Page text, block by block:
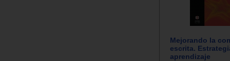
Mejorando la
escrita.
aprendizaje